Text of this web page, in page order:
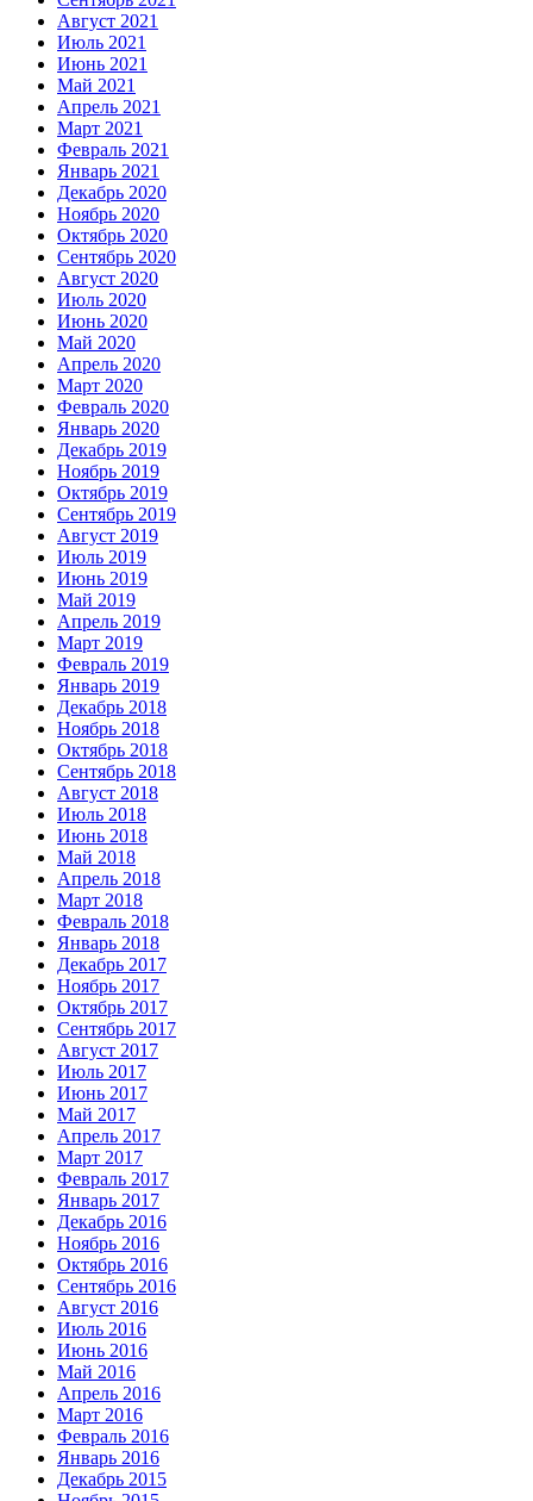
Август 2021
Июль 2021
Июнь 2021
Май 2021
Апрель 2021
Март 2021
Февраль 2021
Январь 2021
Декабрь 2020
Ноябрь 2020
Октябрь 2020
Сентябрь 2020
Август 2020
Июль 2020
Июнь 2020
Май 2020
Апрель 2020
Март 2020
Февраль 2020
Январь 2020
Декабрь 2019
Ноябрь 2019
Октябрь 2019
Сентябрь 2019
Август 2019
Июль 2019
Июнь 2019
Май 2019
Апрель 2019
Март 2019
Февраль 2019
Январь 2019
Декабрь 2018
Ноябрь 2018
Октябрь 2018
Сентябрь 2018
Август 2018
Июль 2018
Июнь 2018
Май 2018
Апрель 2018
Март 2018
Февраль 2018
Январь 2018
Декабрь 2017
Ноябрь 2017
Октябрь 2017
Сентябрь 2017
Август 2017
Июль 2017
Июнь 2017
Май 2017
Апрель 2017
Март 2017
Февраль 2017
Январь 2017
Декабрь 2016
Ноябрь 2016
Октябрь 2016
Сентябрь 2016
Август 2016
Июль 2016
Июнь 2016
Май 2016
Апрель 2016
Март 2016
Февраль 2016
Январь 2016
Декабрь 2015